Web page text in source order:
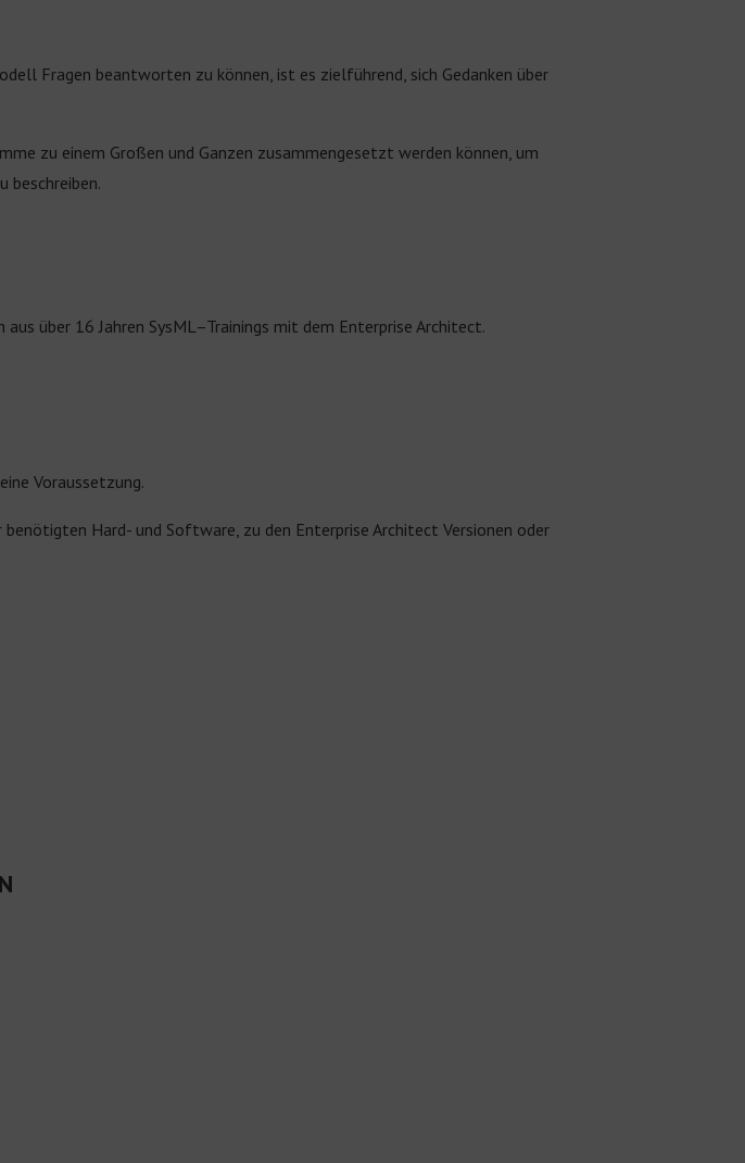
Fragen beantworten zu können, ist es zielführend, sich Gedanken über
zu einem Großen und Ganzen zusammengesetzt werden können, um
beschreiben.
aus über 16 Jahren SysML–Trainings mit dem EnterpriseArchitect.
Voraussetzung.
Hard- und Software, zu den Enterprise Architect Versionen oder